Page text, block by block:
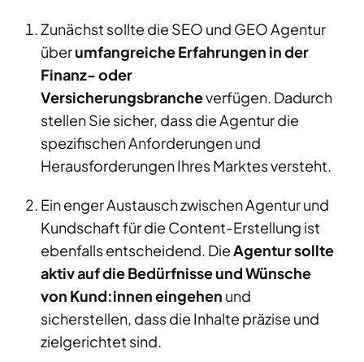
Zunächst sollte die SEO und GEO Agentur
überumfangreiche Erfahrungen in der
Finanz- oder
Versicherungsbrancheverfügen. Dadurch
stellen Sie sicher, dass die Agentur die
spezifischen Anforderungen und
Herausforderungen Ihres Marktes versteht.
Ein enger Austausch zwischen Agentur und
Kundschaft für die Content-Erstellung ist
ebenfalls entscheidend. DieAgentur sollte
aktiv auf die Bedürfnisse und Wünsche
von Kund:innen eingehen und
sicherstellen, dass die Inhalte präzise und
zielgerichtet sind.